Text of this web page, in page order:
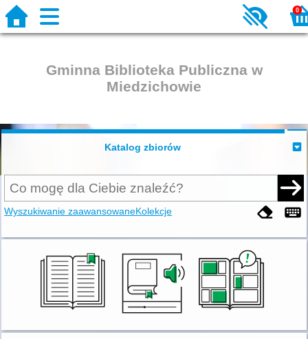
0
Gminna Biblioteka Publiczna w
Miedzichowie
Katalog zbiorów
Wyszukiwanie zaawansowaneKolekcje